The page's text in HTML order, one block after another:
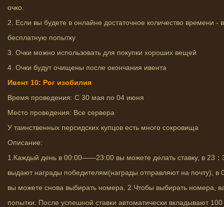
очко.
2. Если вы будете в онлайне достаточное количество времени -
бесплатную попытку
3. Очки можно использовать для покупки хороших вещей
4. Очки будут очищены после окончания ивента
Ивент 10: Рог изобилия
Время проведения: С 30 мая по 04 июня
Место проведения: Все сервера
У таинственных персидских купцов есть много сокровища
Описание:
1.Каждый день в 00:00——23:00 вы можете делать ставку, в 23：
выдают награды победителям(награды отправляют на почту), в
вы можете снова выбирать номера. 2.Чтобы выбирать номера,
попытки. После успешной ставки автоматически вкладывают